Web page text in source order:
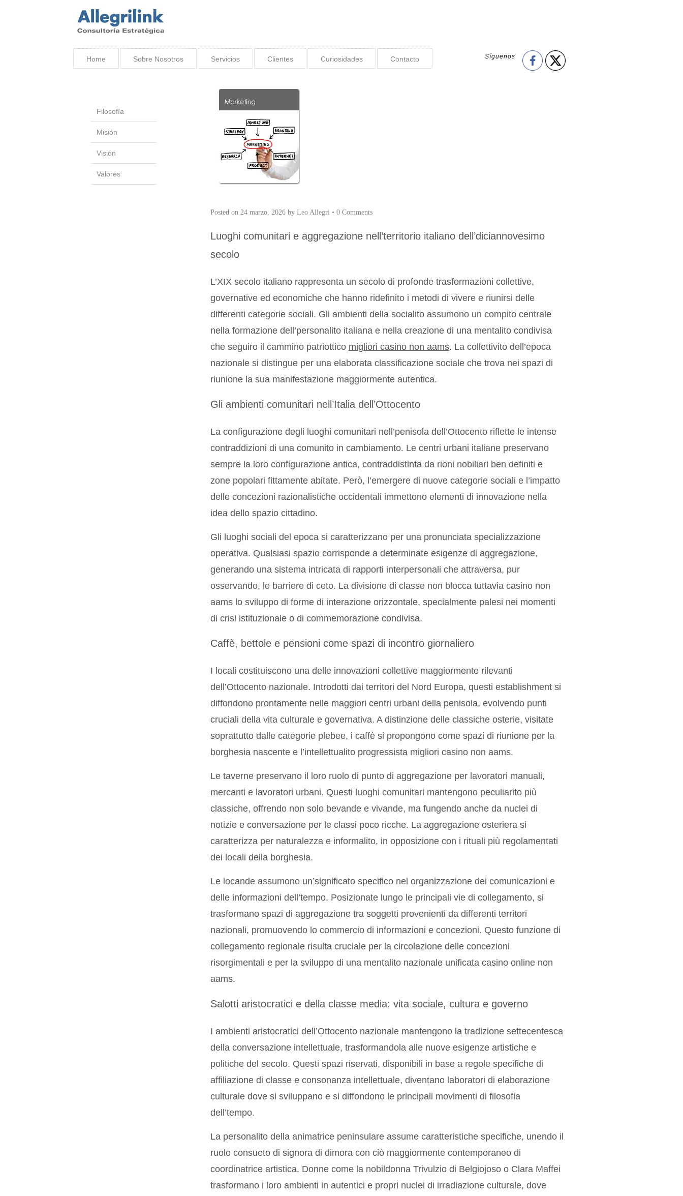
Home Sobre Nosotros Servicios Clientes Curiosidades Contacto
Filosofía
Misión
Visión
Valores
Síguenos
Posted on 24 marzo, 2026by Leo Allegri• 0 Comments
Luoghi comunitari e aggregazione nell’territorio italiano dell’diciannovesimo
secolo
L’XIX secolo italiano rappresenta un secolo di profonde trasformazioni collettive,
governative ed economiche che hanno ridefinito i metodi di vivere e riunirsi delle
differenti categorie sociali. Gli ambienti della socialito assumono un compito centrale
nella formazione dell’personalito italiana e nella creazione di una mentalito condivisa
che seguiro il cammino patriottico migliori casino non aams. La collettivito dell’epoca
nazionale si distingue per una elaborata classificazione sociale che trova nei spazi di
riunione la sua manifestazione maggiormente autentica.
Gli ambienti comunitari nell’Italia dell’Ottocento
La configurazione degli luoghi comunitari nell’penisola dell’Ottocento riflette le intense
contraddizioni di una comunito in cambiamento. Le centri urbani italiane preservano
sempre la loro configurazione antica, contraddistinta da rioni nobiliari ben definiti e
zone popolari fittamente abitate. Però, l’emergere di nuove categorie sociali e l’impatto
delle concezioni razionalistiche occidentali immettono elementi di innovazione nella
idea dello spazio cittadino.
Gli luoghi sociali del epoca si caratterizzano per una pronunciata specializzazione
operativa. Qualsiasi spazio corrisponde a determinate esigenze di aggregazione,
generando una sistema intricata di rapporti interpersonali che attraversa, pur
osservando, le barriere di ceto. La divisione di classe non blocca tuttavia casino non
aams lo sviluppo di forme di interazione orizzontale, specialmente palesi nei momenti
di crisi istituzionale o di commemorazione condivisa.
Caffè, bettole e pensioni come spazi di incontro giornaliero
I locali costituiscono una delle innovazioni collettive maggiormente rilevanti
dell’Ottocento nazionale. Introdotti dai territori del Nord Europa, questi establishment si
diffondono prontamente nelle maggiori centri urbani della penisola, evolvendo punti
cruciali della vita culturale e governativa. A distinzione delle classiche osterie, visitate
soprattutto dalle categorie plebee, i caffè si propongono come spazi di riunione per la
borghesia nascente e l’intellettualito progressista migliori casino non aams.
Le taverne preservano il loro ruolo di punto di aggregazione per lavoratori manuali,
mercanti e lavoratori urbani. Questi luoghi comunitari mantengono peculiarito più
classiche, offrendo non solo bevande e vivande, ma fungendo anche da nuclei di
notizie e conversazione per le classi poco ricche. La aggregazione osteriera si
caratterizza per naturalezza e informalito, in opposizione con i rituali più regolamentati
dei locali della borghesia.
Le locande assumono un’significato specifico nel organizzazione dei comunicazioni e
delle informazioni dell’tempo. Posizionate lungo le principali vie di collegamento, si
trasformano spazi di aggregazione tra soggetti provenienti da differenti territori
nazionali, promuovendo lo commercio di informazioni e concezioni. Questo funzione di
collegamento regionale risulta cruciale per la circolazione delle concezioni
risorgimentali e per la sviluppo di una mentalito nazionale unificata casino online non
aams.
Salotti aristocratici e della classe media: vita sociale, cultura e governo
I ambienti aristocratici dell’Ottocento nazionale mantengono la tradizione settecentesca
della conversazione intellettuale, trasformandola alle nuove esigenze artistiche e
politiche del secolo. Questi spazi riservati, disponibili in base a regole specifiche di
affiliazione di classe e consonanza intellettuale, diventano laboratori di elaborazione
culturale dove si sviluppano e si diffondono le principali movimenti di filosofia
dell’tempo.
La personalito della animatrice peninsulare assume caratteristiche specifiche, unendo il
ruolo consueto di signora di dimora con ciò maggiormente contemporaneo di
coordinatrice artistica. Donne come la nobildonna Trivulzio di Belgiojoso o Clara Maffei
trasformano i loro ambienti in autentici e propri nuclei di irradiazione culturale, dove